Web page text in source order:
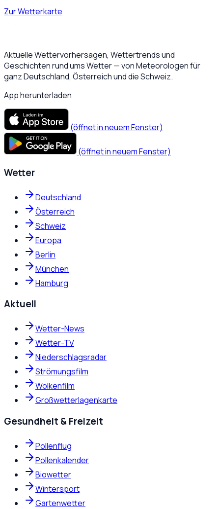
Zur Wetterkarte
Aktuelle Wettervorhersagen, Wettertrends und
Geschichten rund ums Wetter — von Meteorologen für
ganz Deutschland, Österreich und die Schweiz.
App herunterladen
(öffnet in neuem Fenster)
(öffnet in neuem Fenster)
Wetter
Deutschland
Österreich
Schweiz
Europa
Berlin
München
Hamburg
Aktuell
Wetter-News
Wetter-TV
Niederschlagsradar
Strömungsfilm
Wolkenfilm
Großwetterlagenkarte
Gesundheit & Freizeit
Pollenflug
Pollenkalender
Biowetter
Wintersport
Gartenwetter